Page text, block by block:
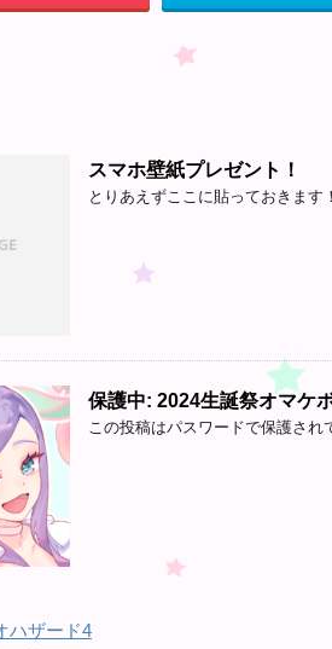
スマホ壁紙プレゼント！
とりあえずここに貼っておきます
保護中: 2024生誕祭オマケ
この投稿はパスワードで保護され
ハザード4